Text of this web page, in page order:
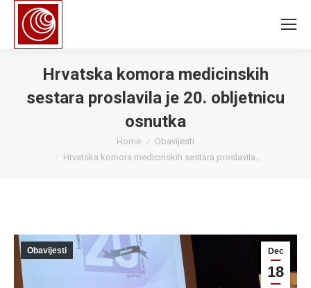
Hrvatska komora medicinskih
sestara proslavila je 20. obljetnicu
osnutka
Home
Obavijesti
Hrvatska komora medicinskih sestara proslavila…
Dec
18
Obavijesti